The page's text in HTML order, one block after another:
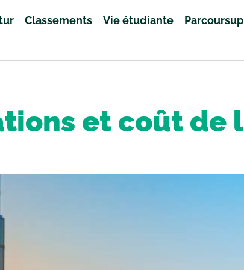
Classements Vie étudiante
et coût de